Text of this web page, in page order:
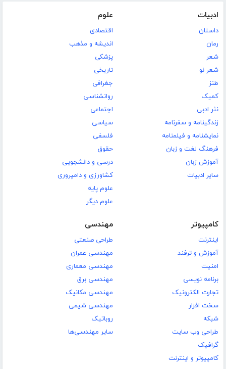
ادبیات
داستان
رمان
شعر
شعر نو
طنز
کمیک
نثر ادبی
زندگینامه و سفرنامه
نمایشنامه و فیلمنامه
فرهنگ لغت و زبان
آموزش زبان
سایر ادبیات
علوم
اقتصادی
اندیشه و مذهب
پزشکی
تاریخی
جغرافی
روانشناسی
اجتماعی
سیاسی
فلسفی
حقوق
درسی و دانشجویی
کشاورزی و دامپروری
علوم پایه
علوم دیگر
کامپیوتر
اینترنت
آموزش و ترفند
امنیت
برنامه نویسی
تجارت الکترونیک
سخت افزار
شبکه
طراحی وب سایت
گرافیک
کامپیوتر و اینترنت
مهندسی
طراحی صنعتی
مهندسی عمران
مهندسی معماری
مهندسی برق
مهندسی مکانیک
مهندسی شیمی
روباتیک
سایر مهندسی‌ها